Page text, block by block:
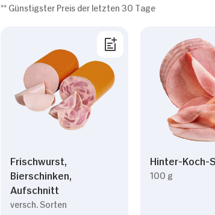
** Günstigster Preis der letzten 30 Tage
Frischwurst,
Bierschinken,
Aufschnitt
versch. Sorten
Hinter-Koch-
100 g